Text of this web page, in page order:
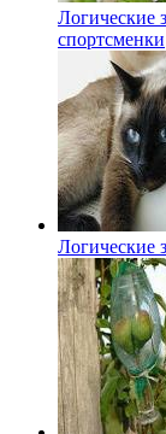
Логические
спортсменки
Логические